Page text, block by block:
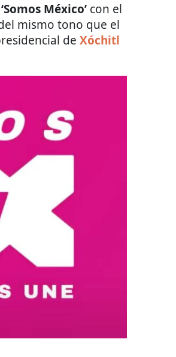
‘Somos México’ con el
mismo tono que el
de Xóchitl